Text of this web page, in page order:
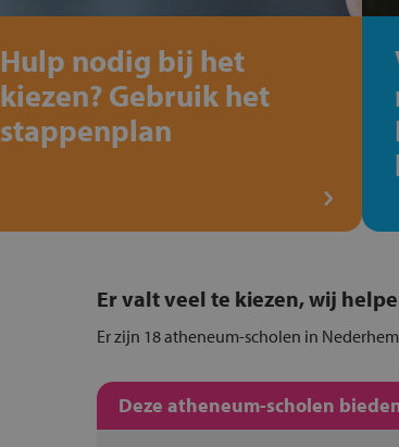
Hulp nodig bij het
kiezen? Gebruik het
stappenplan
Er valt veel te kiezen, wij
Er zijn 18 atheneum-scholen in
Deze atheneum-scholen